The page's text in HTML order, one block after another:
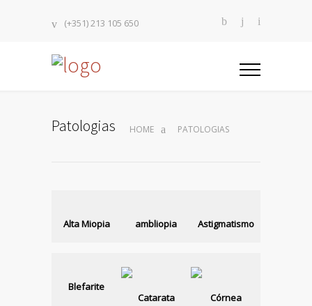
(+351) 213 105 650
Patologias HOME PATOLOGIAS
Alta Miopia ambliopia Astigmatismo
Blefarite
Catarata
Córnea